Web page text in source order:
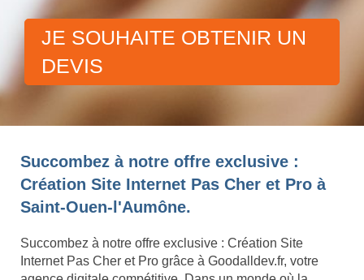
JE SOUHAITE OBTENIR UN
DEVIS
Succombez à notre offre exclusive :
Création Site Internet Pas Cher et Pro à
Saint-Ouen-l'Aumône.
Succombez à notre offre exclusive : Création Site
Internet Pas Cher et Pro grâce à Goodalldev.fr, votre